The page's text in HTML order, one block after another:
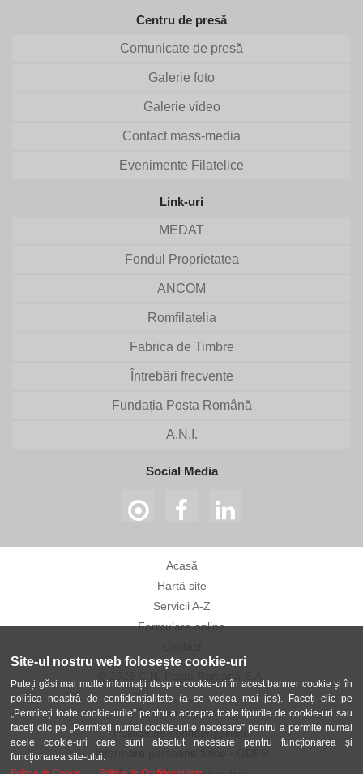
Site-ul nostru web folosește cookie-uri
Puteți găsi mai multe informații despre cookie-uri în acest banner cookie și în
politica noastră de confidențialitate (a se vedea mai jos). Faceți clic pe
„Permiteți toate cookie-urile” pentru a accepta toate tipurile de cookie-uri sau
faceți clic pe „Permiteți numai cookie-urile necesare” pentru a permite numai
acele cookie-uri care sunt absolut necesare pentru funcționarea și
funcționarea site-ului.
Centru de presă
Comunicate de presă
Galerie foto
Galerie video
Contact mass-media
Evenimente Filatelice
Link-uri
MEDAT
Fondul Proprietatea
ANCOM
Romfilatelia
Fabrica de Timbre
Întrebări frecvente
Fundația Poșta Română
A.N.I.
Social Media
Acasă
Hartă site
Servicii A-Z
Formulare online
Termeni și condiții
Politica de confidențialitate
Informare persoane fizice - GDPR